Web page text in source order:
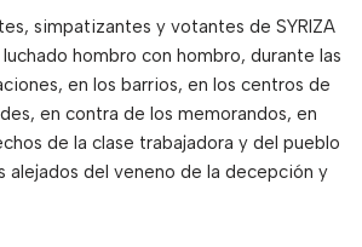
simpatizantes y votantes de SYRIZA
hombro con hombro, durante las
en los barrios, en los centros de
en contra de los memorandos, en
de la clase trabajadora y del pueblo
alejados del veneno de la decepción y